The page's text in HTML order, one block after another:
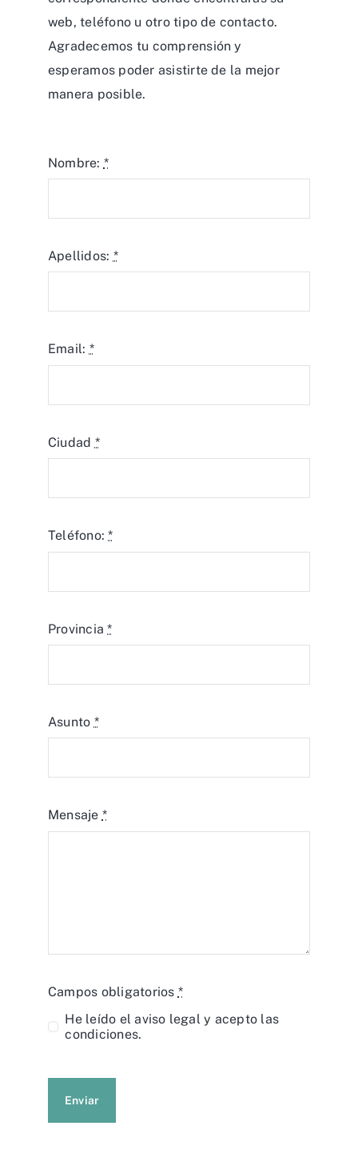
web, teléfono u otro tipo de contacto.
Agradecemos tu comprensión y
esperamos poder asistirte de la mejor
manera posible.
Nombre: *
Apellidos: *
Email: *
Ciudad *
Teléfono:*
Provincia*
Asunto *
Mensaje *
Campos obligatorios *
He leído elaviso legal y acepto las
condiciones.
Enviar